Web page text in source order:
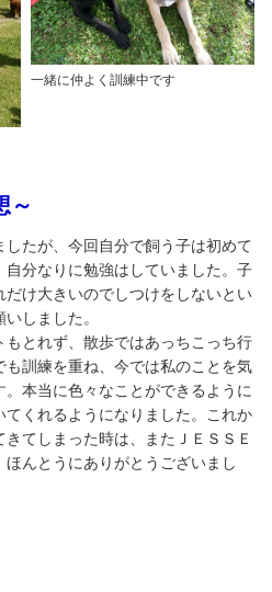
一緒に仲よく訓練中です
～
たが、今回自分で飼う子は初めて
分なりに勉強はしていました。子
け大きいのでしつけをしないとい
しました。
とれず、散歩ではあっちこっち行
訓練を重ね、今では私のことを気
本当に色々なことができるように
くれるようになりました。これか
てしまった時は、またＪＥＳＳＥ
んとうにありがとうございまし